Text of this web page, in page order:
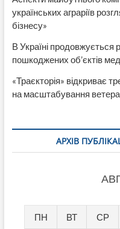
українських аграріїв
бізнесу»
В Україні продовжується
пошкоджених об’єктів
«Траєкторія» відкриває
на масштабування
АРХІВ
ПН ВТ СР